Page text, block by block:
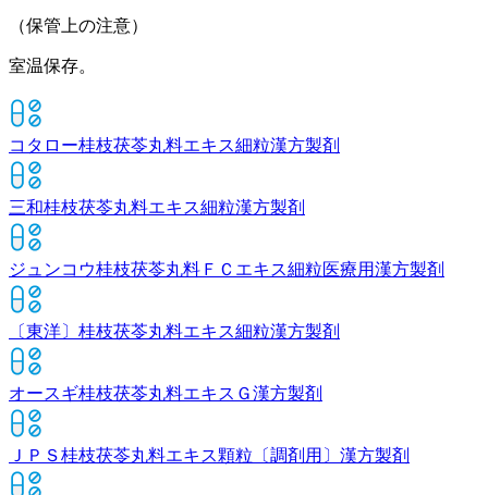
（保管上の注意）
室温保存。
コタロー桂枝茯苓丸料エキス細粒漢方製剤
三和桂枝茯苓丸料エキス細粒漢方製剤
ジュンコウ桂枝茯苓丸料ＦＣエキス細粒医療用漢方製剤
〔東洋〕桂枝茯苓丸料エキス細粒漢方製剤
オースギ桂枝茯苓丸料エキスＧ漢方製剤
ＪＰＳ桂枝茯苓丸料エキス顆粒〔調剤用〕 漢方製剤